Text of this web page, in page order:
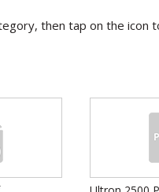
then tap on the icon